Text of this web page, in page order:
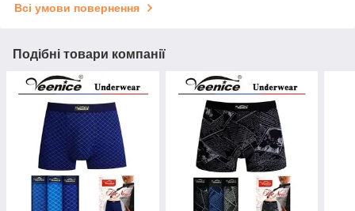
Всі умови повернення
Подібні товари компанії